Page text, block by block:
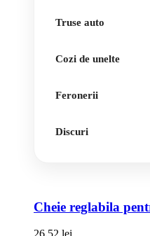
Truse auto
Cozi de unelte
Feronerii
Discuri
Cheie reglabila